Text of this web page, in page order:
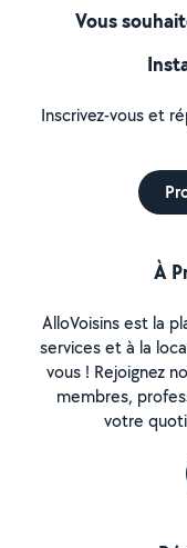
Vous
Inscrivez-vous et
À
AlloVoisins est la
services et à la
vous ! Rejoignez
membres,
votre